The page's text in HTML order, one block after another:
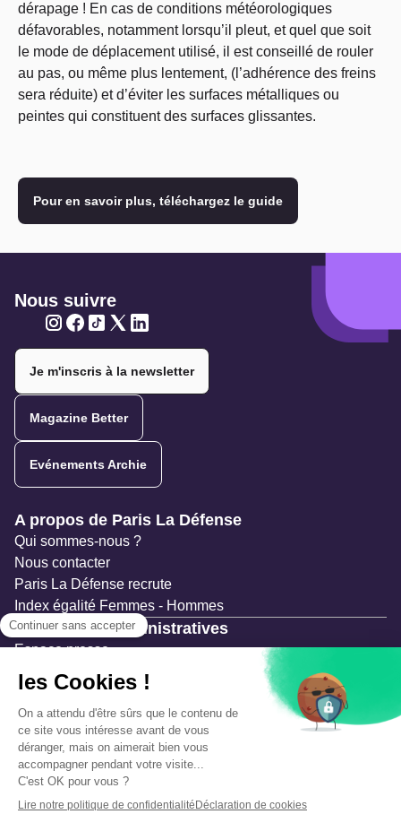
dérapage ! En cas de conditions météorologiques
défavorables, notamment lorsqu’il pleut, et quel que soit
le mode de déplacement utilisé, il est conseillé de rouler
au pas, ou même plus lentement, (l’adhérence des freins
sera réduite) et d’éviter les surfaces métalliques ou
peintes qui constituent des surfaces glissantes.
Pour en savoir plus, téléchargez le guide
Nous suivre
Je m'inscris à la newsletter
Magazine Better
Evénements Archie
Navigation secondaire
A propos de Paris La Défense
Qui sommes-nous ?
Nous contacter
Paris La Défense recrute
Index égalité Femmes - Hommes
Ressources administratives
Espace presse
Documentation
Marchés publics
Appels à projets & avis d'attribution
Mesures de publicité
Concertations et enquêtes publiques
Précautions et sécurité
Plan de gestion des risques